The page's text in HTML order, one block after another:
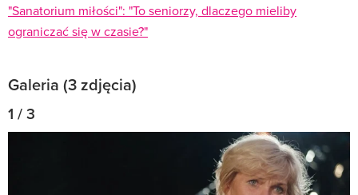
"Sanatorium miłości": "To seniorzy, dlaczego mieliby
ograniczać się w czasie?"
Galeria (3 zdjęcia)
1 / 3